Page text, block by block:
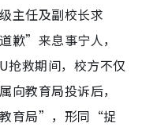
主任及副校长求
歉”来息事宁人，
抢救期间，校方不仅
向教育局投诉后，
育局”，形同“捉